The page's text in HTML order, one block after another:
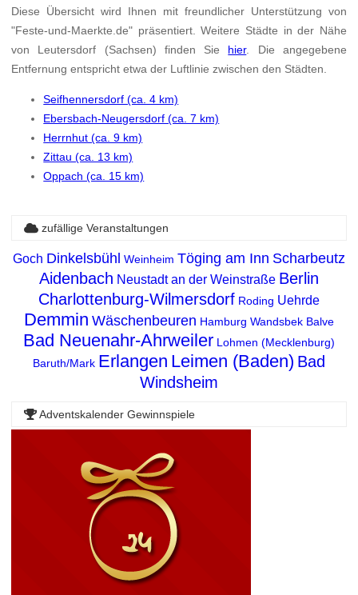
Diese Übersicht wird Ihnen mit freundlicher Unterstützung von
"Feste-und-Maerkte.de" präsentiert. Weitere Städte in der Nähe
von Leutersdorf (Sachsen) finden Sie hier. Die angegebene
Entfernung entspricht etwa der Luftlinie zwischen den Städten.
Seifhennersdorf (ca. 4 km)
Ebersbach-Neugersdorf (ca. 7 km)
Herrnhut (ca. 9 km)
Zittau (ca. 13 km)
Oppach (ca. 15 km)
zufällige Veranstaltungen
Goch Dinkelsbühl Weinheim Töging am Inn Scharbeutz
Aidenbach Neustadt an der Weinstraße Berlin
Charlottenburg-Wilmersdorf Roding Uehrde
Demmin Wäschenbeuren Hamburg Wandsbek Balve
Bad Neuenahr-Ahrweiler Lohmen (Mecklenburg)
Baruth/Mark Erlangen Leimen (Baden) Bad
Windsheim
Adventskalender Gewinnspiele